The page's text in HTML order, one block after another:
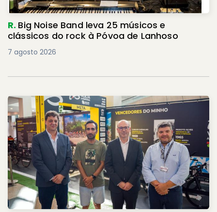
R. Big Noise Band leva 25 músicos e
clássicos do rock à Póvoa de Lanhoso
7 agosto 2026